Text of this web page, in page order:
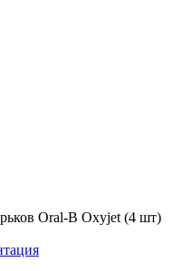
Oral-B Oxyjet (4 шт)